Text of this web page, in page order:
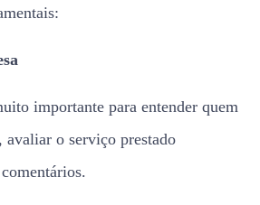
importante para entender quem
avaliar o serviço prestado